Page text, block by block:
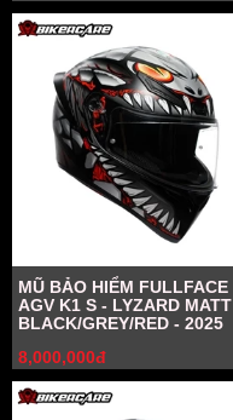
MŨ BẢO HIỂM FULLFACE
AGV K1 S - LYZARD MATT
BLACK/GREY/RED - 2025
8,000,000đ